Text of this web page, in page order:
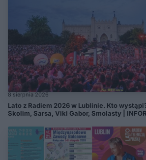
8 sierpnia 2026
Lato z Radiem 2026 w Lublinie. Kto
Skolim, Sarsa, Viki Gabor, Smolasty |